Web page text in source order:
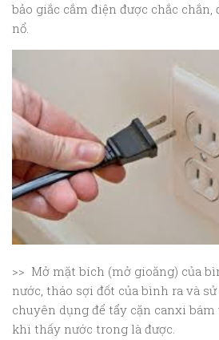
bảo giắc cắm điện được chắc
nổ.
>> Mở mặt bích (mở gioăng) của
nước, tháo sợi đốt của bình ra và
chuyên dụng để tẩy cặn canxi bám
khi thấy nước trong là được.